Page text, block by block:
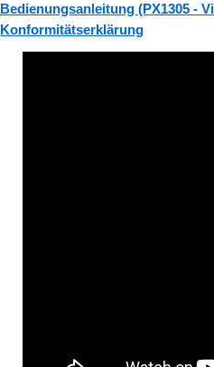
Bedienungsanleitung (PX1305 -
Konformitätserklärung